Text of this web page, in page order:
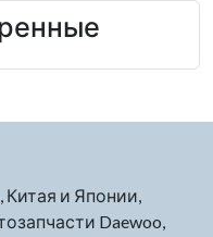
Китая и Японии,
Daewoo,